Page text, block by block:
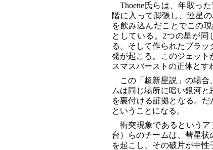
Thoene氏らは、年取っ
階に入って膨張し、連星
を飲み込んだことでこの
としている。2つの星が
る。そして作られたブラ
発が起こる。このジェット
スマスバーストの正体とす
この「超新星説」の場
ムは同じ場所に暗い銀河
を裏付ける証拠となる。
ということになる。
衝突現象であるというア
台）らのチームは、彗星状
を起こし、その破片が中